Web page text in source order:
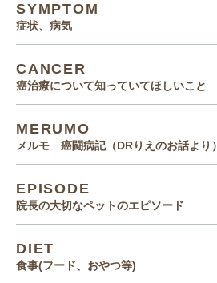
SYMPTOM
症状、病気
CANCER
癌治療について知っていてほしいこと
MERUMO
メルモ 癌闘病記（DRりえのお話より）
EPISODE
院長の大切なペットのエピソード
DIET
食事(フード、おやつ等)